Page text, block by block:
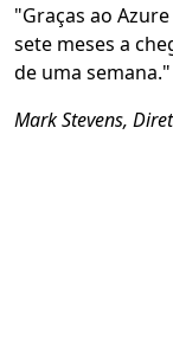
"Graças ao
sete meses a
de uma semana."
Mark Stevens,